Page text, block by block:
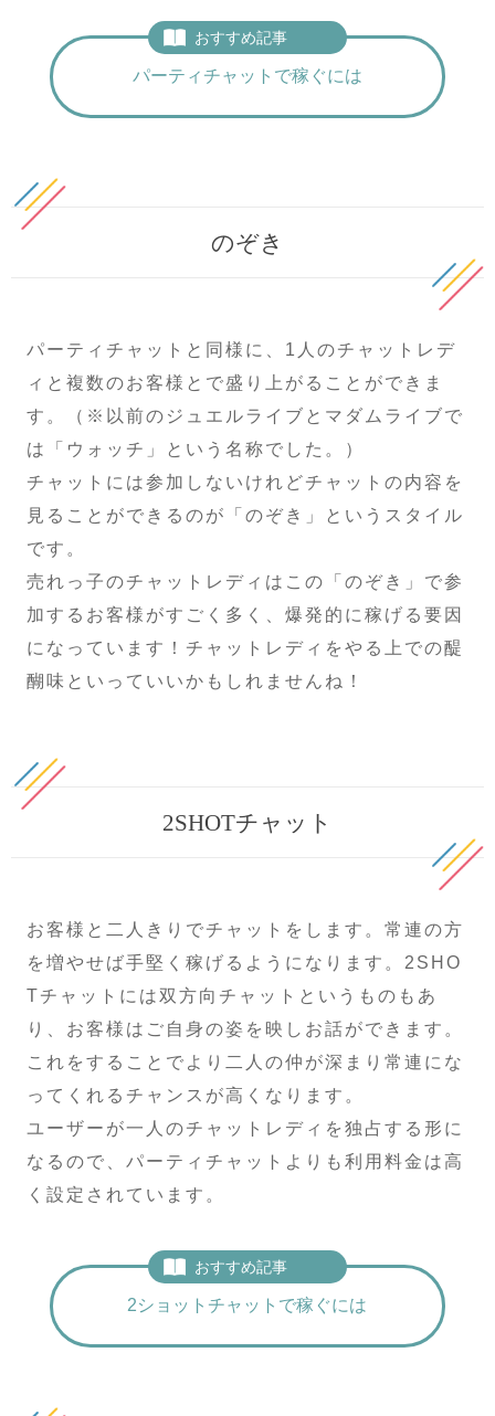
おすすめ記事
パーティチャットで稼ぐには
のぞき
パーティチャットと同様に、1人のチャットレデ
ィと複数のお客様とで盛り上がることができま
す。（※以前のジュエルライブとマダムライブで
は「ウォッチ」という名称でした。）
チャットには参加しないけれどチャットの内容を
見ることができるのが「のぞき」というスタイル
です。
売れっ子のチャットレディはこの「のぞき」で参
加するお客様がすごく多く、爆発的に稼げる要因
になっています！チャットレディをやる上での醍
醐味といっていいかもしれませんね！
2SHOTチャット
お客様と二人きりでチャットをします。常連の方
を増やせば手堅く稼げるようになります。2SHO
Tチャットには双方向チャットというものもあ
り、お客様はご自身の姿を映しお話ができます。
これをすることでより二人の仲が深まり常連にな
ってくれるチャンスが高くなります。
ユーザーが一人のチャットレディを独占する形に
なるので、パーティチャットよりも利用料金は高
く設定されています。
おすすめ記事
2ショットチャットで稼ぐには